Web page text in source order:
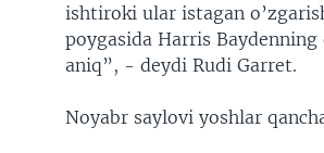
ishtiroki ular istagan
poygasida Harris
aniq”, - deydi Rudi Garret.
Noyabr saylovi yoshlar